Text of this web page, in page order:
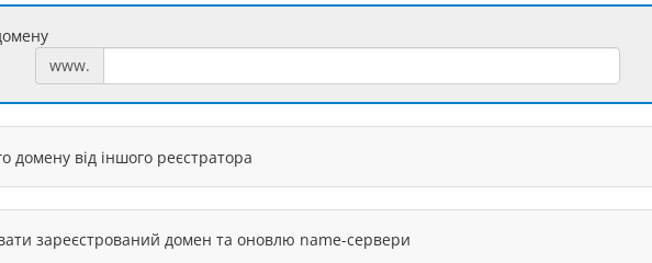
www.
домену від іншого реєстратора
зареєстрований домен та оновлю name-сервери